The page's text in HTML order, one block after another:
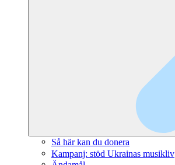
Så här kan du donera
Kampanj: stöd Ukrainas musikliv